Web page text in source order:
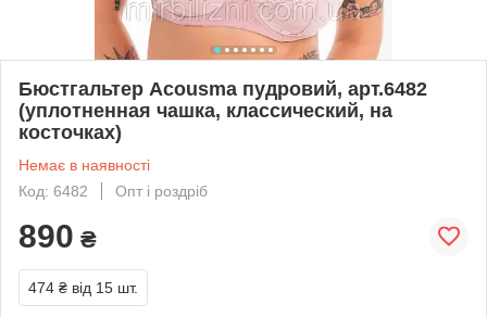
Бюстгальтер Acousma пудровий, арт.6482
(уплотненная чашка, классический, на
косточках)
Немає в наявності
Код: 6482
Опт і роздріб
890 ₴
474 ₴ від 15 шт.